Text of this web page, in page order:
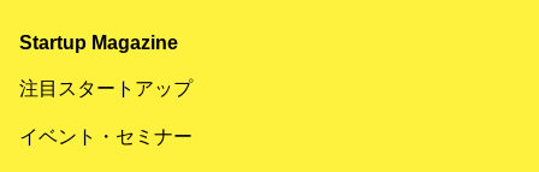
Startup Magazine
注目スタートアップ
イベント・セミナー